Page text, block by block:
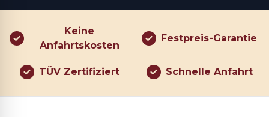
Keine
Anfahrtskosten
Festpreis-Garantie
TÜV Zertifiziert Schnelle Anfahrt